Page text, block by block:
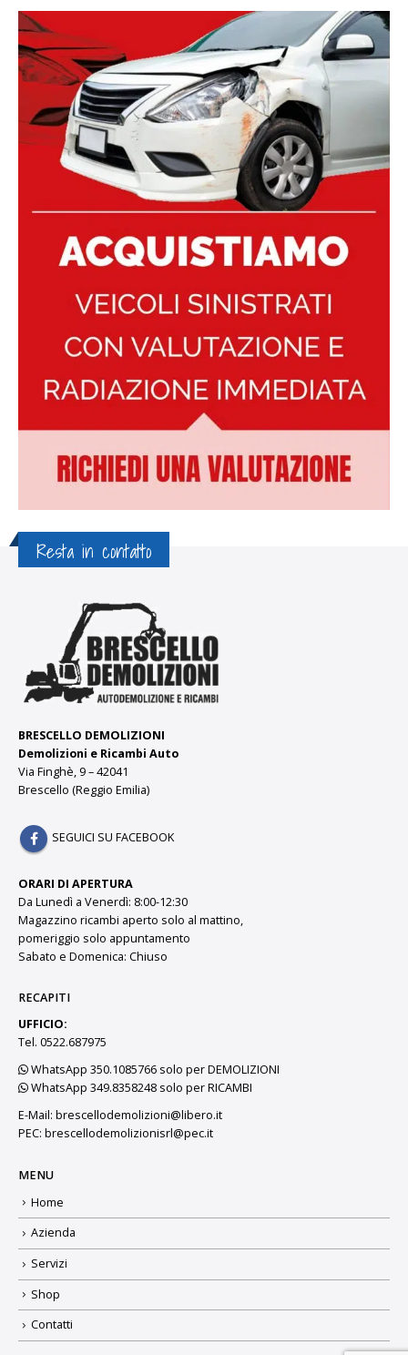
Resta in contatto
BRESCELLO DEMOLIZIONI
Demolizioni e Ricambi Auto
Via Finghè, 9 – 42041
Brescello (Reggio Emilia)
SEGUICI SU FACEBOOK
ORARI DI APERTURA
Da Lunedì a Venerdì: 8:00-12:30
Magazzino ricambi aperto solo al mattino,
pomeriggio solo appuntamento
Sabato e Domenica: Chiuso
RECAPITI
UFFICIO:
Tel. 0522.687975
WhatsApp 350.1085766 solo per DEMOLIZIONI
WhatsApp 349.8358248 solo per RICAMBI
E-Mail: brescellodemolizioni@libero.it
PEC: brescellodemolizionisrl@pec.it
MENU
Home
Azienda
Servizi
Shop
Contatti